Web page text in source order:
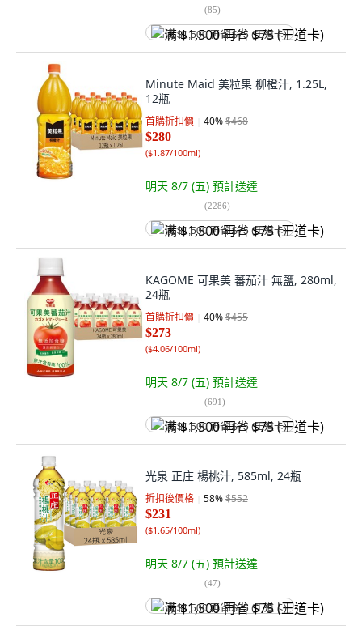
(85)
满 $1,500 再省 $75 (王道卡)
Minute Maid 美粒果 柳橙汁, 1.25L,
12瓶
首購折扣價 40%$468
$280
($1.87/100ml)
明天 8/7 (五) 預計送達
(2286)
满 $1,500 再省 $75 (王道卡)
KAGOME 可果美 蕃茄汁 無鹽, 280ml,
24瓶
首購折扣價 40%$455
$273
($4.06/100ml)
明天 8/7 (五) 預計送達
(691)
满 $1,500 再省 $75 (王道卡)
光泉 正庄 楊桃汁, 585ml, 24瓶
折扣後價格 58%$552
$231
($1.65/100ml)
明天 8/7 (五) 預計送達
(47)
满 $1,500 再省 $75 (王道卡)